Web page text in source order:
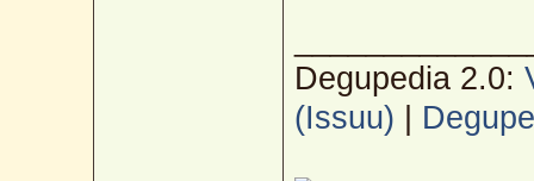
Degupedia 2.0:
(Issuu)